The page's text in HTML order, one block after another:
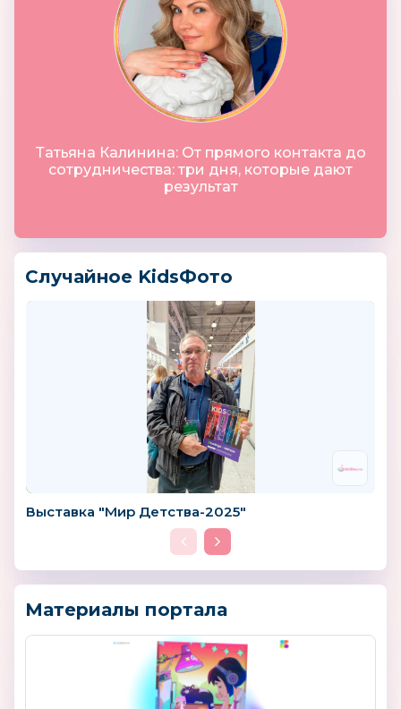
Татьяна Калинина: От прямого контакта до
сотрудничества: три дня, которые дают
результат
Случайное KidsФото
Выставка "Мир Детства-2025"
Материалы портала